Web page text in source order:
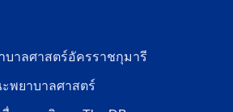
าลศาสตร์อัครราชกุมารี
พยาบาลศาสตร์